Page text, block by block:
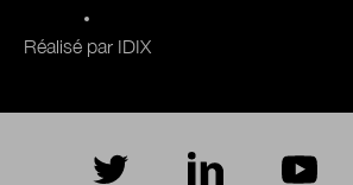
sur Twitter sur LinkedInsur
Réalisé par IDIX